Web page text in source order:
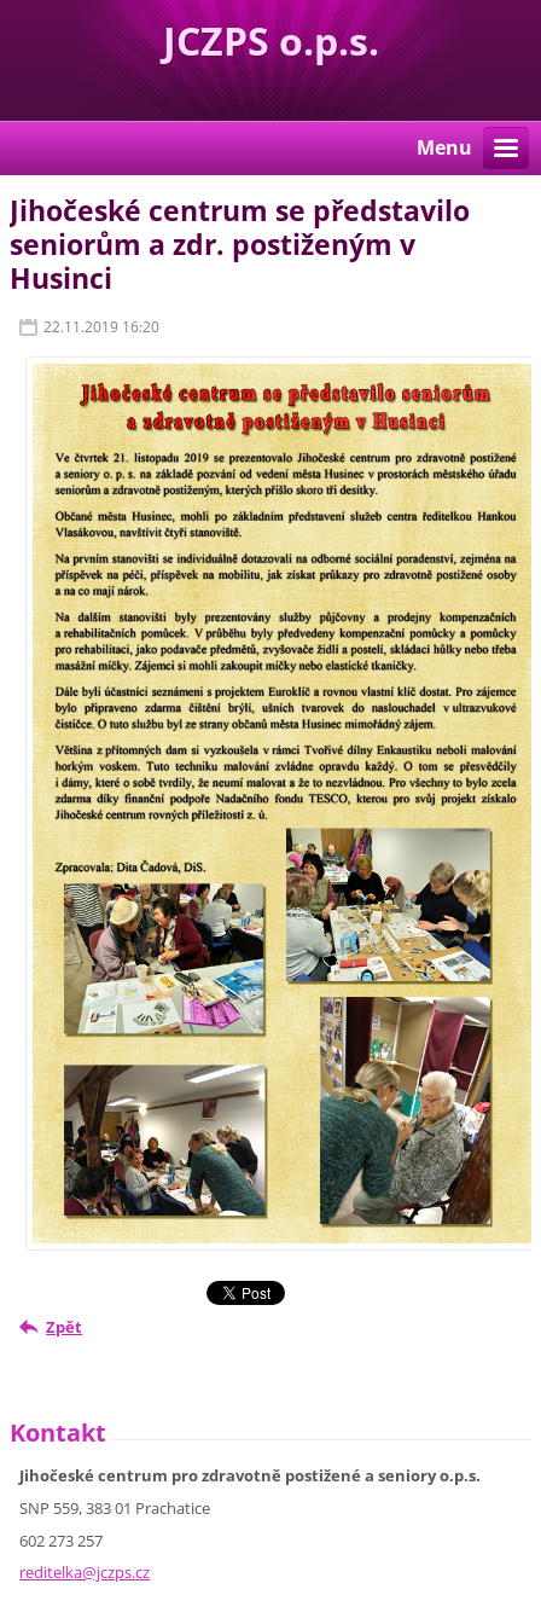
JCZPS o.p.s.
Menu
Jihočeské centrum se představilo
seniorům a zdr. postiženým v
Husinci
22.11.2019 16:20
Zpět
Kontakt
Jihočeské centrum pro zdravotně postižené a seniory o.p.s.
SNP 559, 383 01 Prachatice
602 273 257
reditelka@jczps.cz